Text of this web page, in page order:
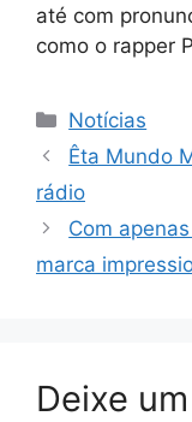
até com
como o rapper
Categorias
Notícias
Êta Mundo
rádio
Com
marca
Deixe